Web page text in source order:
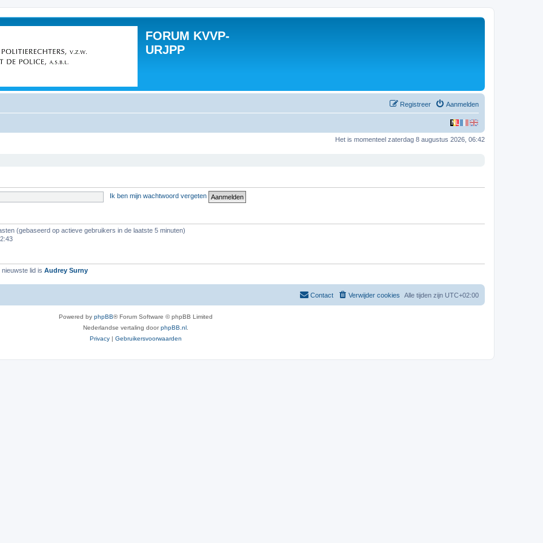
FORUM KVVP-
URJPP
Aanmelden
Registreer
Het is momenteel zaterdag 8 augustus 2026, 06:42
Ik ben mijn wachtwoord vergeten
(gebaseerd op actieve gebruikers in de laatste 5 minuten)
nieuwste lid is Audrey Surny
Alle tijden zijn UTC+02:00
Verwijder cookies
Contact
Powered by phpBB® Forum Software © phpBB Limited
Nederlandse vertaling doorphpBB.nl
Privacy | Gebruikersvoorwaarden